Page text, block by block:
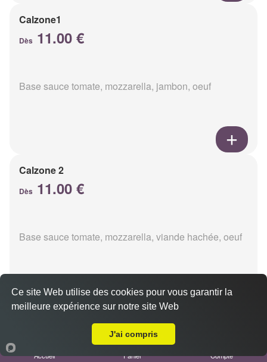
Calzone1
Dès 11.00 €
Base sauce tomate, mozzarella, jambon, oeuf
Calzone 2
Dès 11.00 €
Base sauce tomate, mozzarella, viande hachée, oeuf
Accueil Panier Compte
Ce site Web utilise des cookies pour vous garantir la
meilleure expérience sur notre site Web
J'ai compris